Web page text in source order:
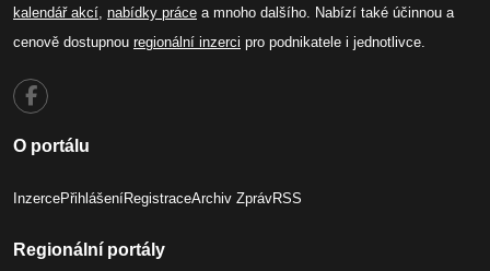
kalendář akcí, nabídky práce a mnoho dalšího. Nabízí také účinnou a
cenově dostupnou regionální inzerci pro podnikatele i jednotlivce.
O portálu
InzercePřihlášeníRegistraceArchiv ZprávRSS
Regionální portály